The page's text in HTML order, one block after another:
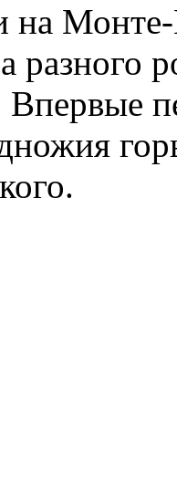
на
разного